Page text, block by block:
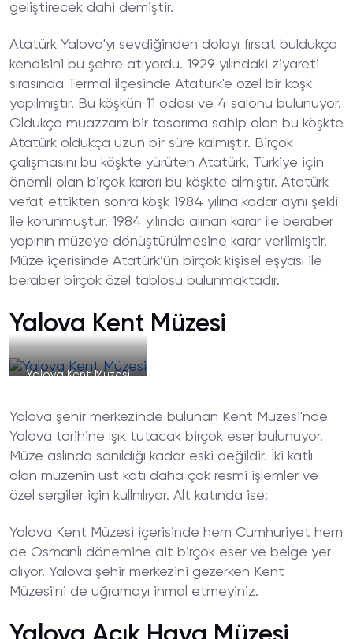
geliştirecek dahi demiştir.
Atatürk Yalova'yı sevdiğinden dolayı fırsat buldukça
kendisini bu şehre atıyordu. 1929 yılındaki ziyareti
sırasında Termal ilçesinde Atatürk'e özel bir köşk
yapılmıştır. Bu köşkün 11 odası ve 4 salonu bulunuyor.
Oldukça muazzam bir tasarıma sahip olan bu köşkte
Atatürk oldukça uzun bir süre kalmıştır. Birçok
çalışmasını bu köşkte yürüten Atatürk, Türkiye için
önemli olan birçok kararı bu köşkte almıştır. Atatürk
vefat ettikten sonra köşk 1984 yılına kadar aynı şekli
ile korunmuştur. 1984 yılında alınan karar ile beraber
yapının müzeye dönüştürülmesine karar verilmiştir.
Müze içerisinde Atatürk’ün birçok kişisel eşyası ile
beraber birçok özel tablosu bulunmaktadır.
Yalova Kent Müzesi
Yalova Kent Müzesi
Yalova şehir merkezinde bulunan Kent Müzesi'nde
Yalova tarihine ışık tutacak birçok eser bulunuyor.
Müze aslında sanıldığı kadar eski değildir. İki katlı
olan müzenin üst katı daha çok resmi işlemler ve
özel sergiler için kullnılıyor. Alt katında ise;
Yalova Kent Müzesi içerisinde hem Cumhuriyet hem
de Osmanlı dönemine ait birçok eser ve belge yer
alıyor. Yalova şehir merkezini gezerken Kent
Müzesi'ni de uğramayı ihmal etmeyiniz.